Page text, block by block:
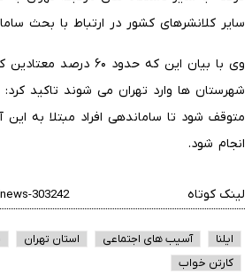
سایر کلانشرهای کشور در ارتباط با بحث
وی با بیان این که حدود ۶۰
شهرستان ها وارد تهران می شوند تاکید کرد:
متوقف شود تا ساماندهی افراد مبتلا به
انجام شود.
لینک کوتاه
ایلنا آسیب های اجتماعی استان تهران
کارتن خواب